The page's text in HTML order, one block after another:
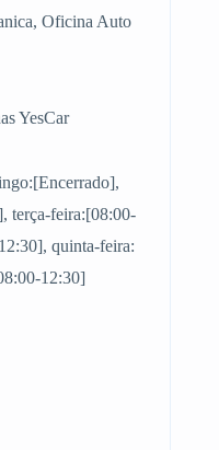
Oficina Auto
YesCar
terça-feira:[08:00-
quinta-feira:
12:30]